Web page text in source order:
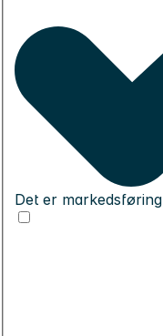
Det er markedsføring